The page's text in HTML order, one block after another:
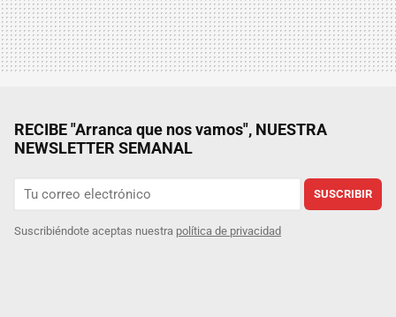
RECIBE "Arranca que nos vamos", NUESTRA
NEWSLETTER SEMANAL
SUSCRIBIR
Suscribiéndote aceptas nuestra política de privacidad